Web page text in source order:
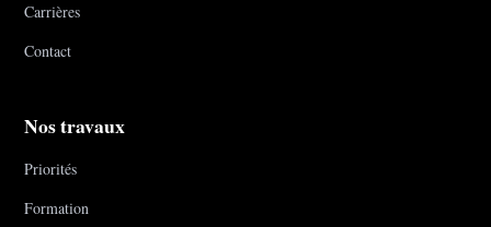
Carrières
Contact
Nos travaux
Priorités
Formation